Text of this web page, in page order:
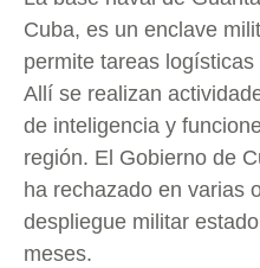
Cuba, es un enclave
permite tareas
Allí se realizan
de inteligencia y
región. El Gobierno de
ha rechazado en varias
despliegue militar
meses.